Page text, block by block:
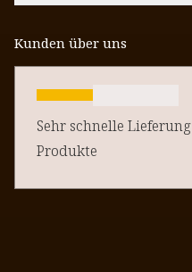
Kunden über uns
Sehr schnelle Lieferung Super
Produkte